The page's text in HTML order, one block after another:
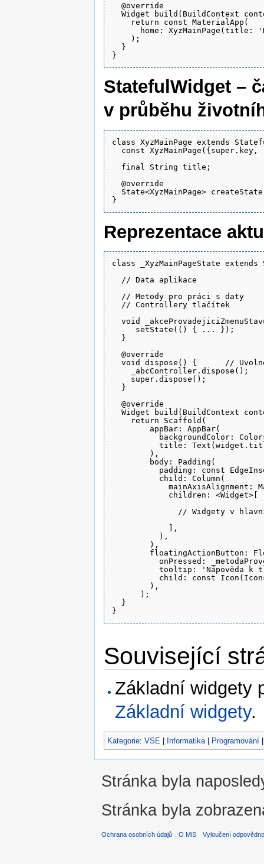
  @override
Widget build(BuildContext
    return const MaterialApp(
home: XyzMainPage(title:
    );
  }
StatefulWidget –
v průběhu
class XyzMainPage extends
const XyzMainPage({super.key,
  final String title;
  @override
State<XyzMainPage>
Reprezentace
class _XyzMainPageState extends
  // Data aplikace
  // Metody pro práci s daty
  // Controllery tlačítek
void
     setState(() { ... });
  }
  @override
void dispose() {      //
    _abcController.dispose();
    super.dispose();
  }
  @override
Widget build(BuildContext
    return Scaffold(
        appBar: AppBar(
backgroundColor:
title:
        ),
        body: Padding(
padding: const
          child: Column(
mainAxisAlignment:
            children: <Widget>[
// Widgety v
            ],
          ),
        ),
floatingActionButton:
onPressed:
tooltip: 'Nápověda k
child: const
        ),
      );
  }
Související
Základní widgety
Základní widgety.
Kategorie: VSE Informatika| Programování
Stránka byla
Stránka byla
Ochrana osobních údajů O MiS Vyloučení